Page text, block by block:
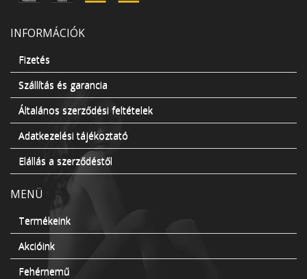
INFORMÁCIÓK
Fizetés
Szállítás és garancia
Általános szerződési feltételek
Adatkezelési tájékoztató
Elállás a szerződéstől
MENÜ
Termékeink
Akcióink
Fehérnemű